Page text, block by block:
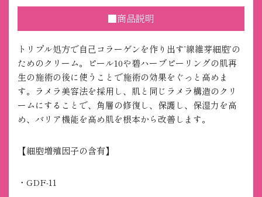
■商品説明
トリプル処方で自己コラーゲンを作り出す’線維芽細胞’の
ためのクリーム。ピール10や碧ハーブピーリングの肌再
生の施術の後に使うことで施術の効果をぐっと高めま
す。ラメラ美容法を採用し、肌と同じラメラ構造のクリ
ームにすることで、角層の修復し、保護し、保湿力を高
め、バリア機能を高め肌を根本から改善します。
【細胞増殖因子の含有】
・GDF-11